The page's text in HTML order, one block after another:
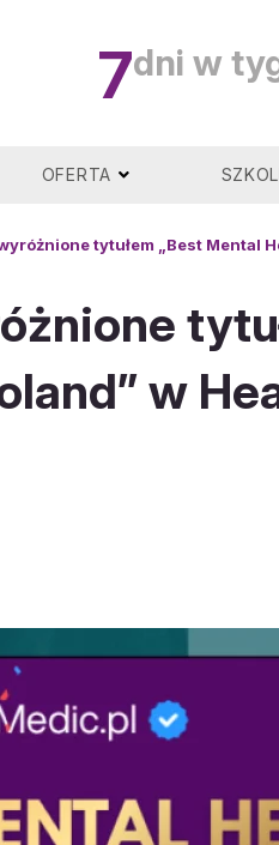
7dni w
OFERTA
tytułem „Best Mental
w